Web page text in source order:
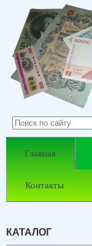
Главная
Контакты
КАТАЛОГ